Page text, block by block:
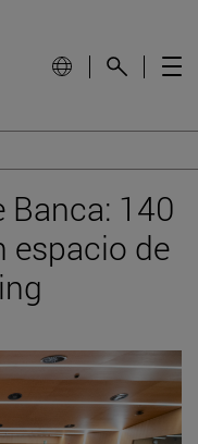
Banca: 140
espacio de